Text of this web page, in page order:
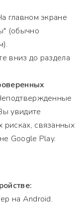
главном экране
(обычно
вниз до раздела
увидите
связанных
Google Play.
на Android.